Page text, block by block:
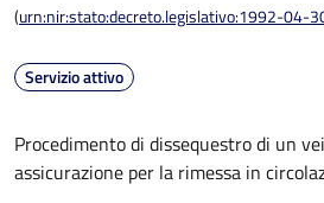
(urn:nir:stato:decreto.legislativo:1992-04-
Servizio attivo
Procedimento di dissequestro di un
assicurazione per la rimessa in